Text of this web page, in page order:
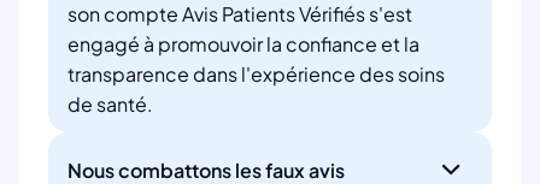
son compte Avis Patients Vérifiés s'est
engagé à promouvoir la confiance et la
transparence dans l'expérience des soins
de santé.
Nous combattons les faux avis